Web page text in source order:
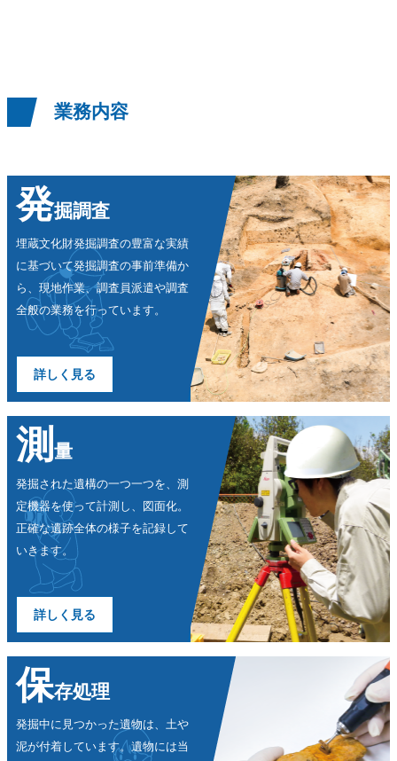
業務内容
発掘調査
埋蔵文化財発掘調査の豊富な実績
に基づいて発掘調査の事前準備か
ら、 現地作業、調査員派遣や調査
全般の業務を行っています。
詳しく見る
測 量
発掘された遺構の一つ一つを、測
定機器を使って計測し、図面化。
正確な遺跡全体の様子を記録して
いきます。
詳しく見る
保存処理
発掘中に見つかった遺物は、土や
泥が付着しています。遺物には当